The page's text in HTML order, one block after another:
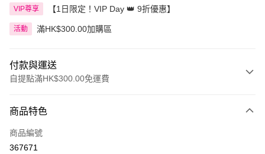
VIP尊享 【1日限定！VIP Day 👑 9折優惠】
活動 滿HK$300.00加購區
付款與運送
自提點滿HK$300.00免運費
信用卡
Apple Pay
商品特色
商品編號
367671